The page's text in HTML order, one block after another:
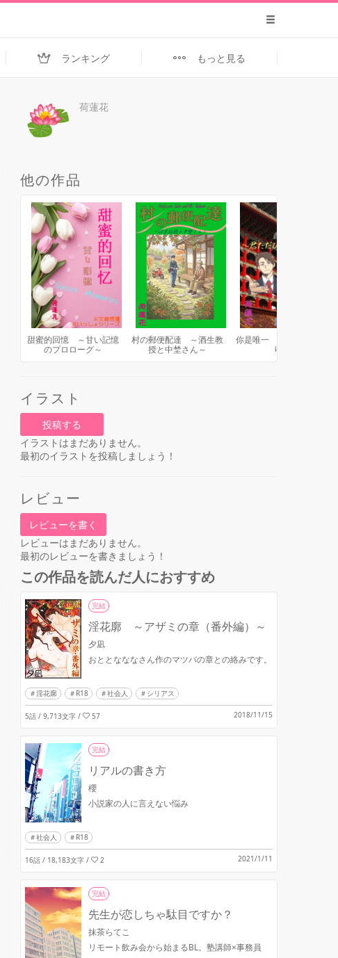
ランキング もっと見る
荷蓮花
他の作品
甜蜜的回憶 ～甘い記憶
のプロローグ～
村の郵便配達 ～酒生教
授と中埜さん～
你是唯一 ～君ただひと
り～
イラスト
投稿する
イラストはまだありません。
最初のイラストを投稿しましょう！
レビュー
レビューを書く
レビューはまだありません。
最初のレビューを書きましょう！
この作品を読んだ人におすすめ
完結
淫花廓 ～アザミの章（番外編）～
夕凪
おととなななさん作のマツバの章との絡みです。
淫花廓 R18 社会人 シリアス
5話 / 9,713文字 / 57 2018/11/15
完結
リアルの書き方
櫻
小説家の人に言えない悩み
社会人 R18
16話 / 18,183文字 / 2 2021/1/11
完結
先生が恋しちゃ駄目ですか？
抹茶らてこ
リモート飲み会から始まるBL。塾講師×事務員